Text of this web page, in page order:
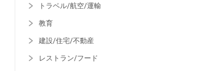
トラベル/航空/運輸
教育
建設/住宅/不動産
レストラン/フード